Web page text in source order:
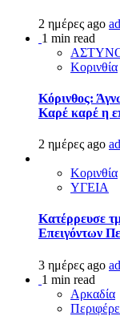
2 ημέρες ago
1 min read
Κορινθία
Κόρινθος:
Καρέ καρέ η
2 ημέρες ago
Κορινθία
ΥΓΕΙΑ
Kατέρρευσε
Επειγόντων
3 ημέρες ago
1 min read
Αρκαδία